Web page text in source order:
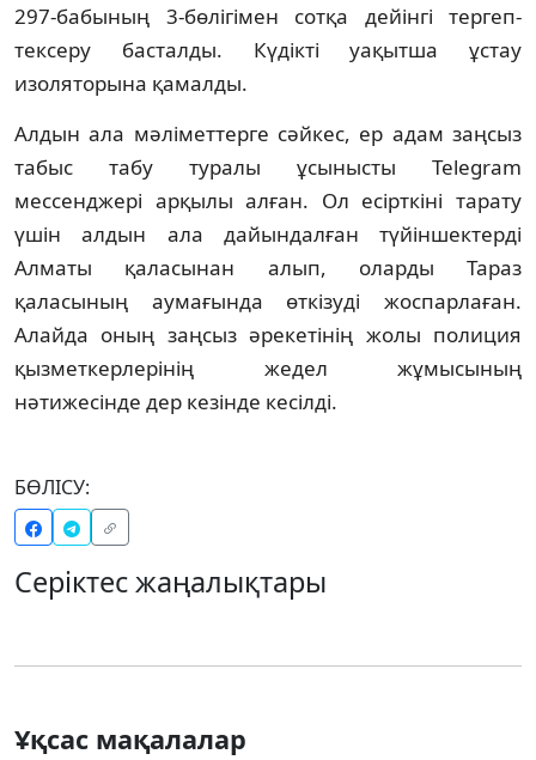
297-бабының 3-бөлігімен сотқа дейінгі тергеп-
тексеру басталды. Күдікті уақытша ұстау
изоляторына қамалды.
Алдын ала мәліметтерге сәйкес, ер адам заңсыз
табыс табу туралы ұсынысты Telegram
мессенджері арқылы алған. Ол есірткіні тарату
үшін алдын ала дайындалған түйіншектерді
Алматы қаласынан алып, оларды Тараз
қаласының аумағында өткізуді жоспарлаған.
Алайда оның заңсыз әрекетінің жолы полиция
қызметкерлерінің жедел жұмысының
нәтижесінде дер кезінде кесілді.
БӨЛІСУ:
Серіктес жаңалықтары
Ұқсас мақалалар